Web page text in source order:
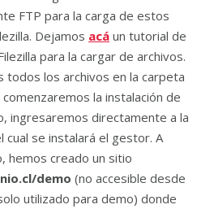
FTP para la carga de estos
Dejamos acá un tutorial de
para la cargar de archivos.
todos los archivos en la carpeta
la instalación de
ingresaremos directamente a la
cual se instalará el gestor. A
hemos creado un sitio
demo (no accesible desde
utilizado para demo) donde